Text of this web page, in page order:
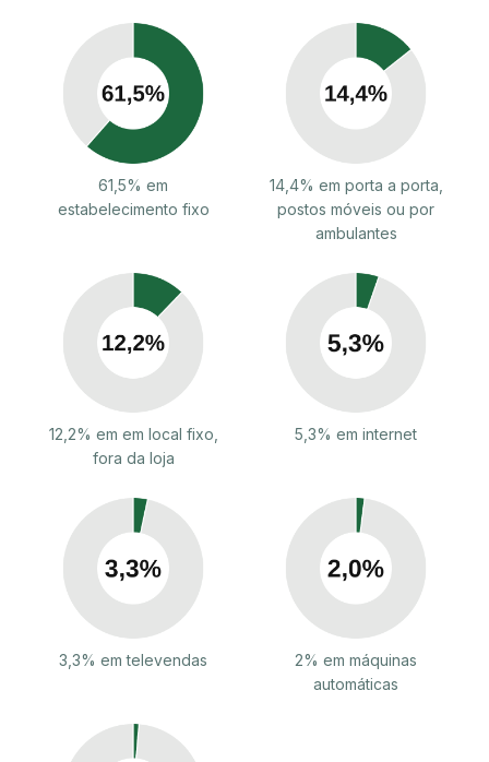
61,5% em
estabelecimento fixo
14,4% em porta a porta,
postos móveis ou por
ambulantes
12,2% em em local fixo,
fora da loja
5,3% em internet
3,3% em televendas
2% em máquinas
automáticas